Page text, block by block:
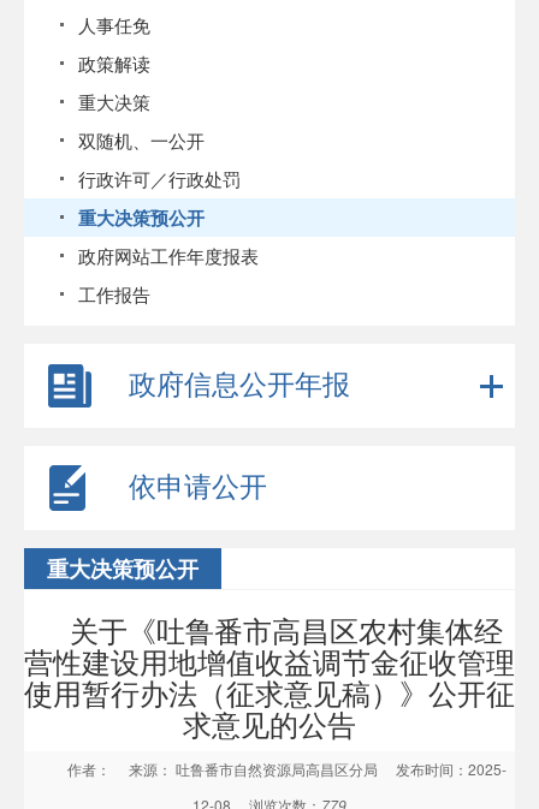
人事任免
政策解读
重大决策
双随机、一公开
行政许可／行政处罚
重大决策预公开
政府网站工作年度报表
工作报告
政府信息公开年报
依申请公开
重大决策预公开
关于《吐鲁番市高昌区农村集体经
营性建设用地增值收益调节金征收管理
使用暂行办法（征求意见稿）》公开征
求意见的公告
作者： 来源： 吐鲁番市自然资源局高昌区分局
发布时间：2025-
12-08
浏览次数： 779